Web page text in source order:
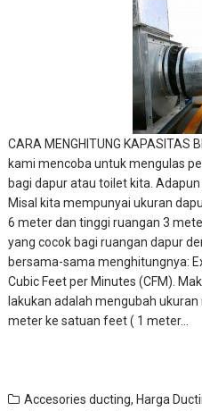
CARA MENGHITUNG KAPASITAS
kami mencoba untuk mengulas
bagi dapur atau toilet kita.
Misal kita mempunyai ukuran
6 meter dan tinggi ruangan 3
yang cocok bagi ruangan dapur
bersama-sama menghitungnya:
Cubic Feet per Minutes (CFM).
lakukan adalah mengubah
meter ke satuan feet ( 1 meter…
Accesories ducting,Harga